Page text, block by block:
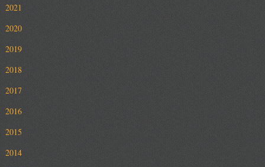
2021
2020
2019
2018
2017
2016
2015
2014